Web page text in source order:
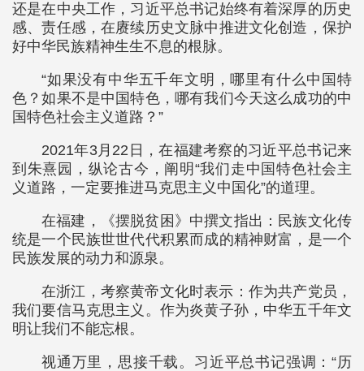
还是在中央工作，习近平总书记始终有着深厚的历史
感、责任感，在赓续历史文脉中推进文化创造，保护
好中华民族精神生生不息的根脉。
“如果没有中华五千年文明，哪里有什么中国特
色？如果不是中国特色，哪有我们今天这么成功的中
国特色社会主义道路？”
2021年3月22日，在福建考察的习近平总书记来
到朱熹园，纵论古今，阐明“我们走中国特色社会主
义道路，一定要推进马克思主义中国化”的道理。
在福建，《摆脱贫困》中撰文指出：民族文化传
统是一个民族世世代代积累而成的精神财富，是一个
民族发展的动力和源泉。
在浙江，考察黄帝文化时表示：作为共产党员，
我们要信马克思主义。作为炎黄子孙，中华五千年文
明让我们不能忘根。
视通万里，思接千载。习近平总书记强调：“历